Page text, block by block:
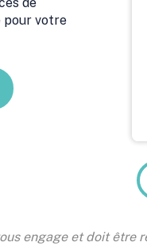
pour votre
engage et doit être